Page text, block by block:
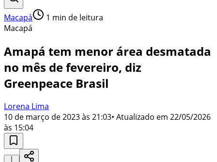
Macapá 1 min de leitura
Macapá
Amapá tem menor área desmatada
no mês de fevereiro, diz
Greenpeace Brasil
Lorena Lima
10 de março de 2023 às 21:03• Atualizado em 22/05/2026
às 15:04